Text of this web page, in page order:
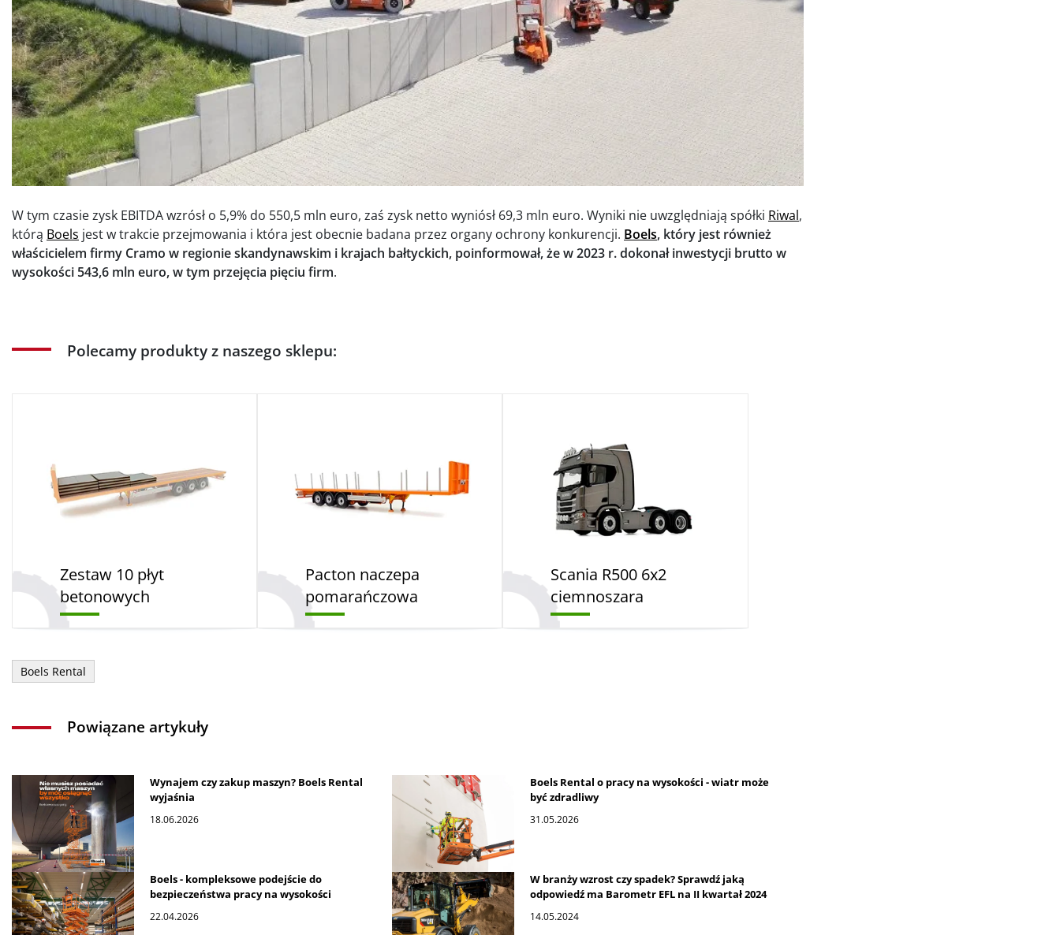
W tym czasie zysk EBITDA wzrósł o 5,9% do 550,5 mln euro, zaś zysk netto wyniósł 69,3 mln euro. Wyniki nie uwzględniają spółki Riwal,
którą Boels jest w trakcie przejmowania i która jest obecnie badana przez organy ochrony konkurencji. Boels, który jest również
właścicielem firmy Cramo w regionie skandynawskim i krajach bałtyckich, poinformował, że w 2023 r. dokonał inwestycji brutto w
wysokości 543,6 mln euro, w tym przejęcia pięciu firm.
Polecamy produkty z naszego sklepu:
Zestaw 10 płyt
betonowych
Pacton naczepa
pomarańczowa
Scania R500 6x2
ciemnoszara
Boels Rental
Powiązane artykuły
Wynajem czy zakup maszyn? Boels Rental
wyjaśnia
18.06.2026
Boels Rental o pracy na wysokości - wiatr może
być zdradliwy
31.05.2026
Boels - kompleksowe podejście do
bezpieczeństwa pracy na wysokości
22.04.2026
W branży wzrost czy spadek? Sprawdź jaką
odpowiedź ma Barometr EFL na II kwartał 2024
14.05.2024